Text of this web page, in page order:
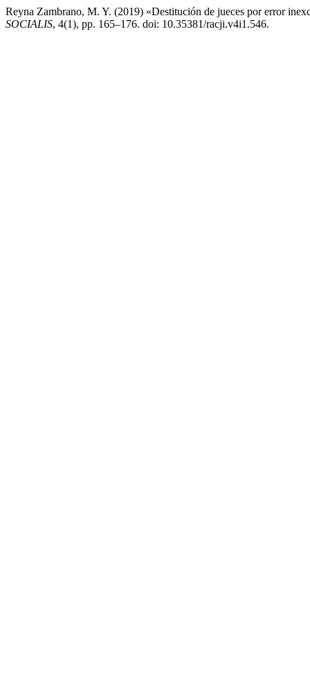
Reyna Zambrano, M. Y. (2019) «Destitución de jueces por error
SOCIALIS, 4(1), pp. 165–176. doi: 10.35381/racji.v4i1.546.